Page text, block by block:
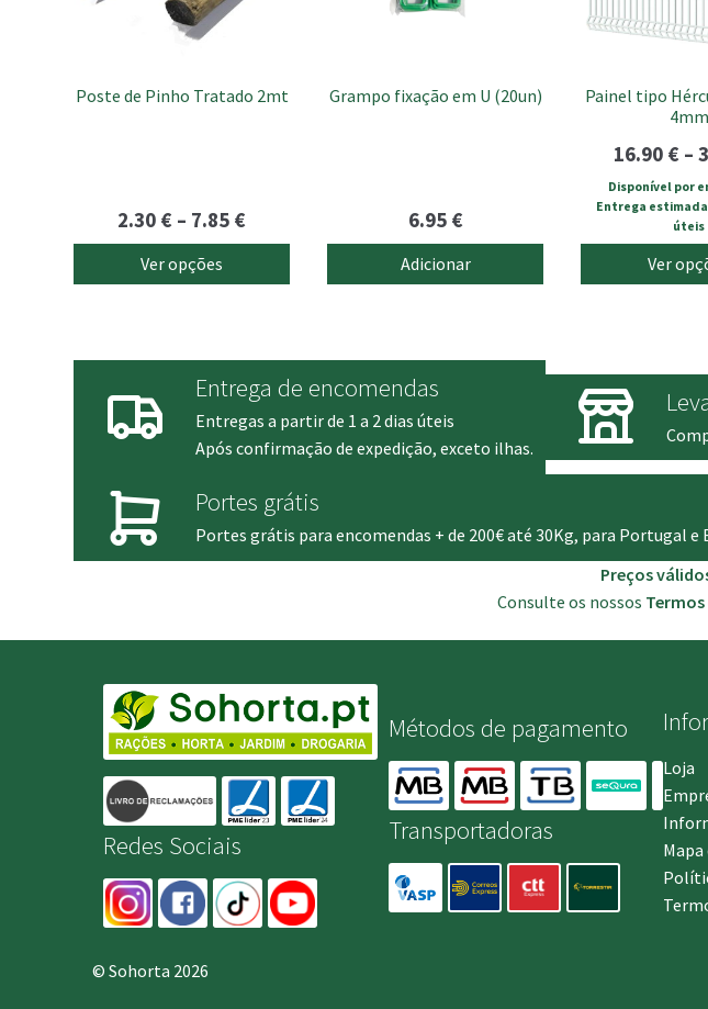
Poste de Pinho Tratado 2mt
2.30 € – 7.85 €
range:
2.30 €
Ver opções
on
Grampo fixação em U (20un)
6.95 €
Adicionar
Painel tipo
4mm
16.90 € –
Disponível por
Entrega estimada
úteis
Ver
may
on
product
Entrega de encomendas
Entregas a partir de 1 a 2 dias úteis
Após confirmação de expedição, exceto ilhas.
Portes grátis
Portes grátis para encomendas + de 200€ até 30Kg, para Portugal
Preços
Consulte os nossos
Redes Sociais
Métodos de pagamento
Transportadoras
Loja
© Sohorta 2026